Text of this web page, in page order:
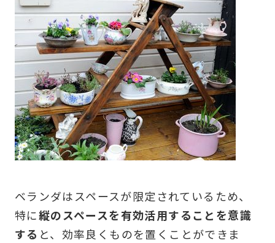
ベランダはスペースが限定されているため、
特に縦のスペースを有効活用することを意識
する と、効率良くものを置くことができま